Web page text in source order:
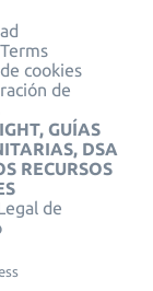
cookies
de
GUÍAS
DSA
RECURSOS
de